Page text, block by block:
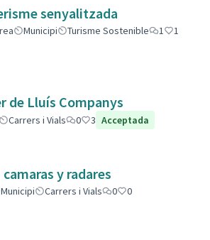
senyalitzada
Municipi Turisme Sostenible 1
1
de Lluís Companys
Carrers i Vials 0 3 Acceptada
y radares
Municipi Carrers i Vials 0
0